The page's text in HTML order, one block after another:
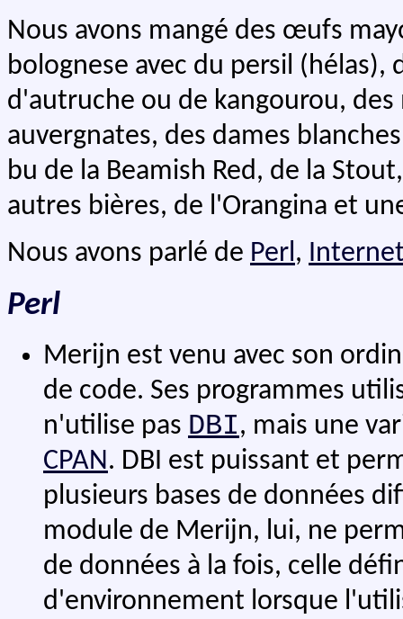
Nous avons mangé des œufs
bolognese avec du persil (hélas),
d'autruche ou de kangourou, des
auvergnates, des dames
bu de la Beamish Red, de la
autres bières, de l'Orangina et
Nous avons parlé de Perl,
Perl
Merijn est venu avec son
de code. Ses programmes
n'utilise pas DBI, mais une
CPAN. DBI est puissant et
plusieurs bases de données
module de Merijn, lui, ne
de données à la fois, celle
d'environnement lorsque